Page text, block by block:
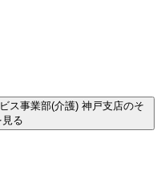
ス事業部(介護) 神戸支店のそ
る